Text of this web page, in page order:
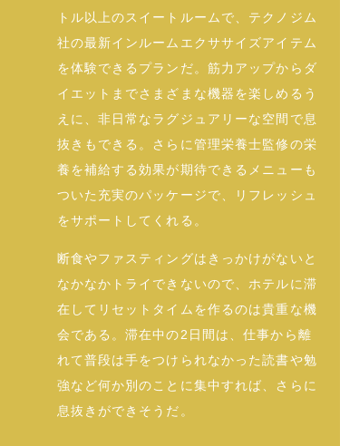
トル以上のスイートルームで、テクノジム
社の最新インルームエクササイズアイテム
を体験できるプランだ。筋力アップからダ
イエットまでさまざまな機器を楽しめるう
えに、非日常なラグジュアリーな空間で息
抜きもできる。さらに管理栄養士監修の栄
養を補給する効果が期待できるメニューも
ついた充実のパッケージで、リフレッシュ
をサポートしてくれる。
断食やファスティングはきっかけがないと
なかなかトライできないので、ホテルに滞
在してリセットタイムを作るのは貴重な機
会である。滞在中の2日間は、仕事から離
れて普段は手をつけられなかった読書や勉
強など何か別のことに集中すれば、さらに
息抜きができそうだ。